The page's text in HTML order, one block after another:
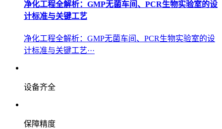
净化工程全解析：GMP无菌车间、PCR生物实验室的设
计标准与关键工艺
净化工程全解析：GMP无菌车间、PCR生物实验室的设
计标准与关键工艺···
设备齐全
保障精度